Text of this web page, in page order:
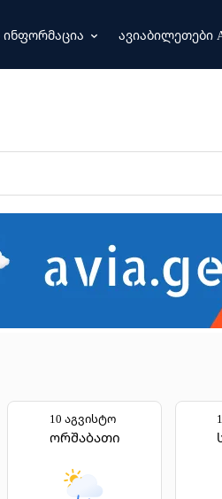
ავიაბილეთები
10 აგვისტო
ორშაბათი